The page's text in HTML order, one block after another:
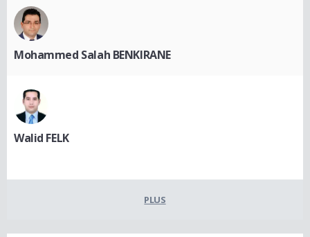
Mohammed Salah BENKIRANE
Walid FELK
PLUS